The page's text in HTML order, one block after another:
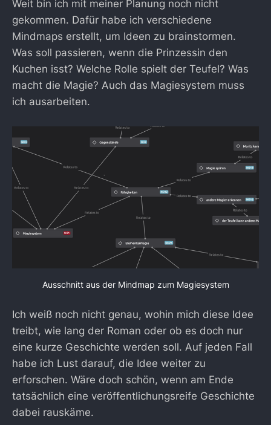
Weit bin ich mit meiner Planung noch nicht
gekommen. Dafür habe ich verschiedene
Mindmaps erstellt, um Ideen zu brainstormen.
Was soll passieren, wenn die Prinzessin den
Kuchen isst? Welche Rolle spielt der Teufel? Was
macht die Magie? Auch das Magiesystem muss
ich ausarbeiten.
Ausschnitt aus der Mindmap zum Magiesystem
Ich weiß noch nicht genau, wohin mich diese Idee
treibt, wie lang der Roman oder ob es doch nur
eine kurze Geschichte werden soll. Auf jeden Fall
habe ich Lust darauf, die Idee weiter zu
erforschen. Wäre doch schön, wenn am Ende
tatsächlich eine veröffentlichungsreife Geschichte
dabei rauskäme.